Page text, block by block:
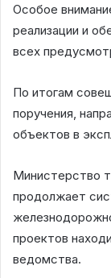
Особое
реализации и
всех
По итогам
поручения,
объектов в
Министерство
продолжает
проектов
ведомства.